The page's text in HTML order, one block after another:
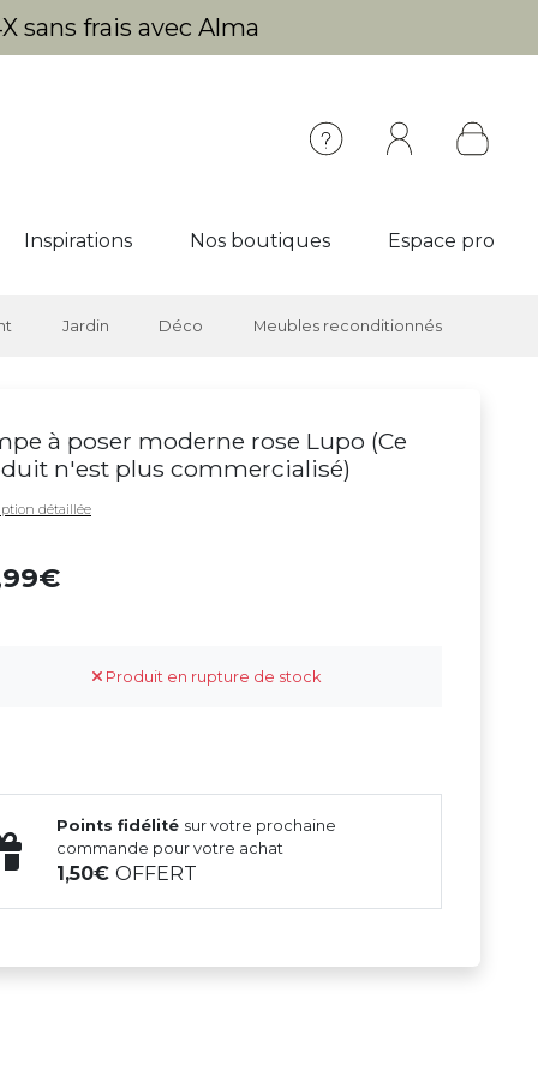
sans frais avec Alma
Inspirations Nos boutiques Espace pro
Jardin Déco Meubles reconditionnés
à poser moderne rose Lupo (Ce
n'est plus commercialisé)
détaillée
Produit en rupture de stock
Points fidélité sur votre prochaine
commande pour votre achat
1,50OFFERT